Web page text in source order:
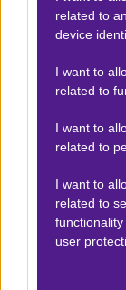
related to
device
I want to
related to
I want to
related to
I want to
related to
user
Προσφορές*
Super